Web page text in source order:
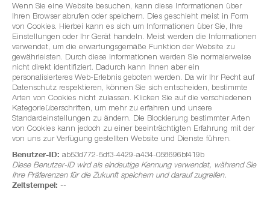
Wenn Sie eine Website besuchen, kann diese Informationen über
Ihren Browser abrufen oder speichern. Dies geschieht meist in Form
von Cookies. Hierbei kann es sich um Informationen über Sie, Ihre
Einstellungen oder Ihr Gerät handeln. Meist werden die Informationen
verwendet, um die erwartungsgemäße Funktion der Website zu
gewährleisten. Durch diese Informationen werden Sie normalerweise
nicht direkt identifiziert. Dadurch kann Ihnen aber ein
personalisierteres Web-Erlebnis geboten werden. Da wir Ihr Recht auf
Datenschutz respektieren, können Sie sich entscheiden, bestimmte
Arten von Cookies nicht zulassen. Klicken Sie auf die verschiedenen
Kategorieüberschriften, um mehr zu erfahren und unsere
Standardeinstellungen zu ändern. Die Blockierung bestimmter Arten
von Cookies kann jedoch zu einer beeinträchtigten Erfahrung mit der
von uns zur Verfügung gestellten Website und Dienste führen.
Benutzer-ID: ab53d772-5df3-4429-a434-058696bf419b
Diese Benutzer-ID wird als eindeutige Kennung verwendet, während Sie
Ihre Präferenzen für die Zukunft speichern und darauf zugreifen.
Zeitstempel: --